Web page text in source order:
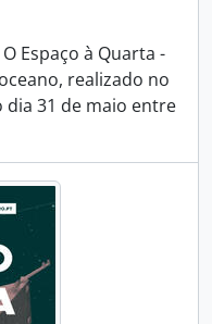
Espaço à Quarta -
realizado no
dia 31 de maio entre